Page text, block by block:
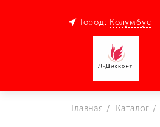
Город: Колумбус
Главная Каталог